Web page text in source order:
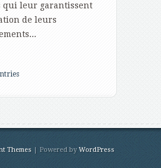
qui leur garantissent
de leurs
Themes| Powered byWordPress